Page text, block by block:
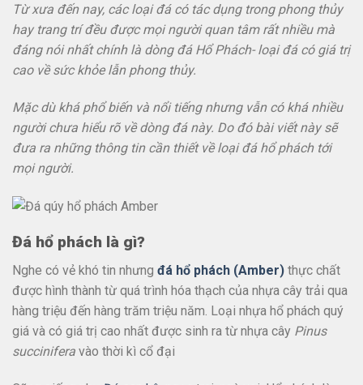
Từ xưa đến nay, các loại đá có tác dụng trong phong thủy
hay trang trí đều được mọi người quan tâm rất nhiều mà
đáng nói nhất chính là dòng đá Hổ Phách- loại đá có giá trị
cao về sức khỏe lẫn phong thủy.
Mặc dù khá phổ biến và nổi tiếng nhưng vẫn có khá nhiều
người chưa hiểu rõ về dòng đá này. Do đó bài viết này sẽ
đưa ra những thông tin cần thiết về loại đá hổ phách tới
mọi người.
Đá hổ phách là gì?
Nghe có vẻ khó tin nhưng đá hổ phách (Amber) thực chất
được hình thành từ quá trình hóa thạch của nhựa cây trải qua
hàng triệu đến hàng trăm triệu năm. Loại nhựa hổ phách quý
giá và có giá trị cao nhất được sinh ra từ nhựa cây Pinus
succinifera vào thời kì cổ đại